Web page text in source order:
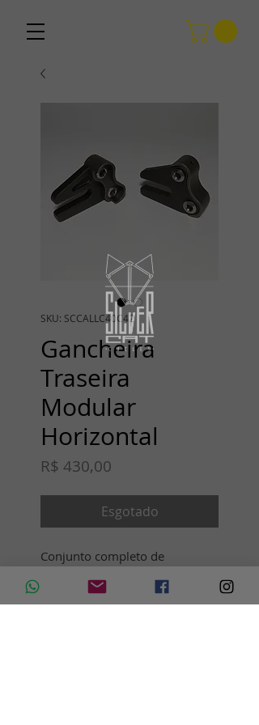
SKU: SCCALLC40C42
Gancheira
Traseira
Modular
Horizontal
R$ 430,00
Esgotado
Conjunto completo de
com inserto horizontal.